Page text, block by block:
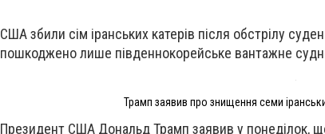
США збили сім іранських катерів після обстрілу
пошкоджено лише південнокорейське вантажне
Трамп заявив про знищення семи
Президент США Дональд Трамп заявив у понеділок,